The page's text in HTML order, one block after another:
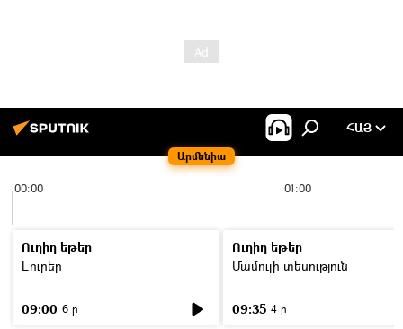
Արմենիա
ՀԱՅ
00:00 01:00
Ուղիղ եթեր
Լուրեր
09:00 6 ր
Ուղիղ եթեր
Մամուլի տեսություն
09:35 4 ր